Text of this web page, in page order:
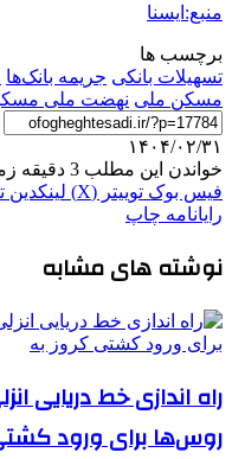
منبع:ایسنا
برچسب ها
تسهیلات بانکی جریمه بانک‌ها
مسکن ملی نهضت ملی
۱۴۰۴/۰۲/۳۱
خواندن این مطلب 3 دقیقه زمان میبرد
فیس بوک توییتر (X) لینکدین
رایانامه چاپ
نوشته های مشابه
راه اندازی خط دریایی
روس‌ها برای ورود کشتی